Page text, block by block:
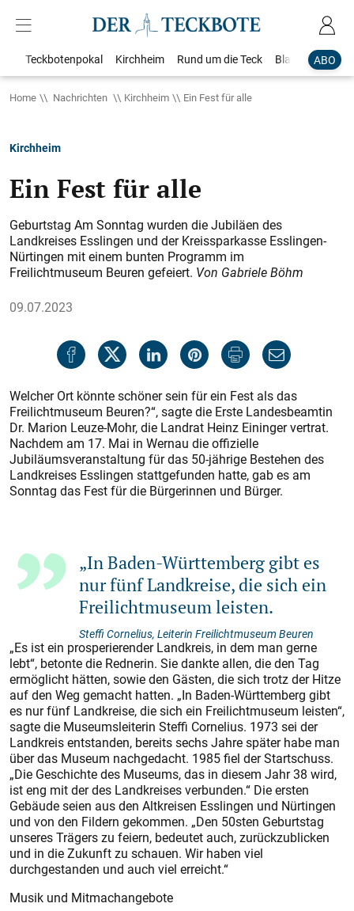
ABO
Teckbotenpokal Kirchheim Rund um die Teck Blaulicht
Home Nachrichten Kirchheim Ein Fest für alle
Kirchheim
Ein Fest für alle
Geburtstag Am Sonntag wurden die Jubiläen des
Landkreises Esslingen und der Kreissparkasse Esslingen-
Nürtingen mit einem bunten Programm im
Freilichtmuseum Beuren gefeiert. Von Gabriele Böhm
09.07.2023
Welcher Ort könnte schöner sein für ein Fest als das
Freilichtmuseum Beuren?“, sagte die Erste Landesbeamtin
Dr. Marion Leuze-Mohr, die Landrat Heinz Eininger vertrat.
Nachdem am 17. Mai in Wernau die offizielle
Jubiläumsveranstaltung für das 50-jährige Bestehen des
Landkreises Esslingen stattgefunden hatte, gab es am
Sonntag das Fest für die Bürgerinnen und Bürger.
„In Baden-Württemberg gibt es
nur fünf Landkreise, die sich ein
Freilichtmuseum leisten.
Steffi Cornelius, Leiterin Freilichtmuseum Beuren
„Es ist ein prosperierender Landkreis, in dem man gerne
lebt“, betonte die Rednerin. Sie dankte allen, die den Tag
ermöglicht hätten, sowie den Gästen, die sich trotz der Hitze
auf den Weg gemacht hatten. „In Baden-Württemberg gibt
es nur fünf Landkreise, die sich ein Freilichtmuseum leisten“,
sagte die Museumsleiterin Steffi Cornelius. 1973 sei der
Landkreis entstanden, bereits sechs Jahre später habe man
über das Museum nachgedacht. 1985 fiel der Startschuss.
„Die Geschichte des Museums, das in diesem Jahr 38 wird,
ist eng mit der des Landkreises verbunden.“ Die ersten
Gebäude seien aus den Altkreisen Esslingen und Nürtingen
und von den Fildern gekommen. „Den 50sten Geburtstag
unseres Trägers zu feiern, bedeutet auch, zurückzublicken
und in die Zukunft zu schauen. Wir haben viel
durchgestanden und auch viel erreicht.“
Musik und Mitmachangebote